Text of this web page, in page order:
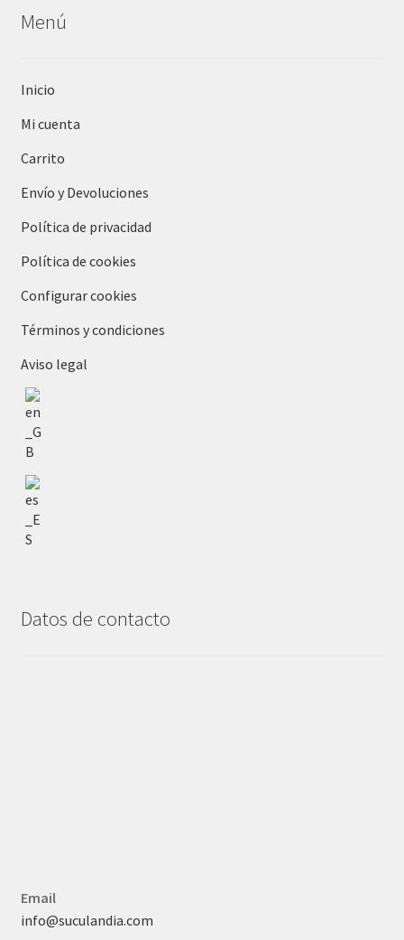
Menú
Inicio
Mi cuenta
Carrito
Envío y Devoluciones
Política de privacidad
Política de cookies
Configurar cookies
Términos y condiciones
Aviso legal
Datos de contacto
Email
info@suculandia.com